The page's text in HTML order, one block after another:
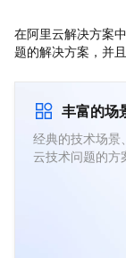
在阿里云解决方案
题的解决方案，并
丰富的场
经典的技术场景
云技术问题的方